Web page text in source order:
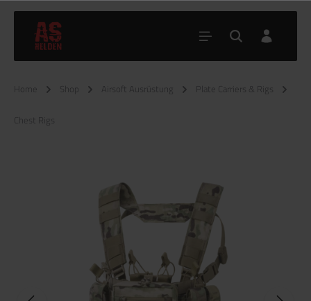
Home Shop Airsoft Ausrüstung Plate Carriers & Rigs
Chest Rigs